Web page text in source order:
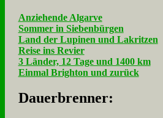
Anziehende Algarve
Sommer in Siebenbürgen
Land der Lupinen und Lakritzen
Reise ins Revier
3 Länder, 12 Tage und 1400 km
Einmal Brighton und zurück
Dau­er­bren­ner: